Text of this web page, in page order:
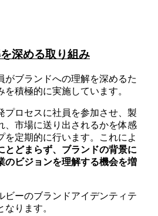
深める取り組み
がブランドへの理解を深めるた
積極的に実施しています。
プロセスに社員を参加させ、製
、市場に送り出されるかを体感
を定期的に行います。これによ
とどまらず、ブランドの背景に
のビジョンを理解する機会を増
ビーのブランドアイデンティテ
なります。